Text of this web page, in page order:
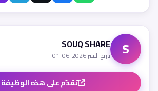
S
SOUQ SHARE
تاريخ النشر 2026-06-01
تقدّم على هذه الوظيفة